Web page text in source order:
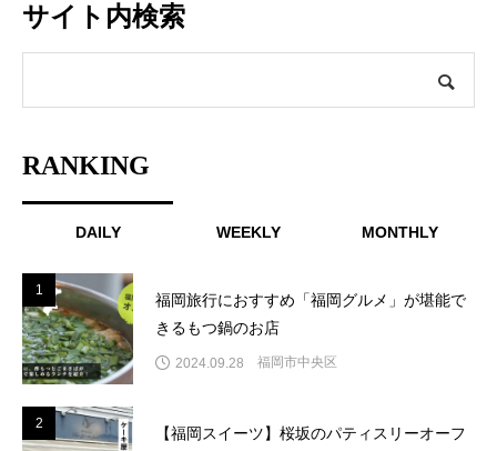
サイト内検索
RANKING
DAILY WEEKLY MONTHLY
1
福岡旅行におすすめ「福岡グルメ」が堪能で
きるもつ鍋のお店
2024.09.28 福岡市中央区
2
【福岡スイーツ】桜坂のパティスリーオーフ